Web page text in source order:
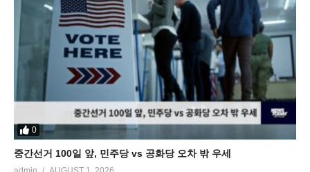
0
중간선거 100일 앞, 민주당 vs 공화당 오차 밖 우세